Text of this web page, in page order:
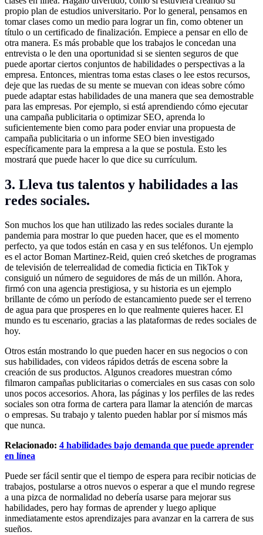
propio plan de estudios universitario. Por lo general, pensamos en
tomar clases como un medio para lograr un fin, como obtener un
título o un certificado de finalización. Empiece a pensar en ello de
otra manera. Es más probable que los trabajos le concedan una
entrevista o le den una oportunidad si se sienten seguros de que
puede aportar ciertos conjuntos de habilidades o perspectivas a la
empresa. Entonces, mientras toma estas clases o lee estos recursos,
deje que las ruedas de su mente se muevan con ideas sobre cómo
puede adaptar estas habilidades de una manera que sea demostrable
para las empresas. Por ejemplo, si está aprendiendo cómo ejecutar
una campaña publicitaria o optimizar SEO, aprenda lo
suficientemente bien como para poder enviar una propuesta de
campaña publicitaria o un informe SEO bien investigado
específicamente para la empresa a la que se postula. Esto les
mostrará que puede hacer lo que dice su currículum.
3. Lleva tus talentos y habilidades a las
redes sociales.
Son muchos los que han utilizado las redes sociales durante la
pandemia para mostrar lo que pueden hacer, que es el momento
perfecto, ya que todos están en casa y en sus teléfonos. Un ejemplo
es el actor Boman Martinez-Reid, quien creó sketches de programas
de televisión de telerrealidad de comedia ficticia en TikTok y
consiguió un número de seguidores de más de un millón. Ahora,
firmó con una agencia prestigiosa, y su historia es un ejemplo
brillante de cómo un período de estancamiento puede ser el terreno
de agua para que prosperes en lo que realmente quieres hacer. El
mundo es tu escenario, gracias a las plataformas de redes sociales de
hoy.
Otros están mostrando lo que pueden hacer en sus negocios o con
sus habilidades, con videos rápidos detrás de escena sobre la
creación de sus productos. Algunos creadores muestran cómo
filmaron campañas publicitarias o comerciales en sus casas con solo
unos pocos accesorios. Ahora, las páginas y los perfiles de las redes
sociales son otra forma de cartera para llamar la atención de marcas
o empresas. Su trabajo y talento pueden hablar por sí mismos más
que nunca.
Relacionado: 4 habilidades bajo demanda que puede aprender
en línea
Puede ser fácil sentir que el tiempo de espera para recibir noticias de
trabajos, postularse a otros nuevos o esperar a que el mundo regrese
a una pizca de normalidad no debería usarse para mejorar sus
habilidades, pero hay formas de aprender y luego aplique
inmediatamente estos aprendizajes para avanzar en la carrera de sus
sueños.